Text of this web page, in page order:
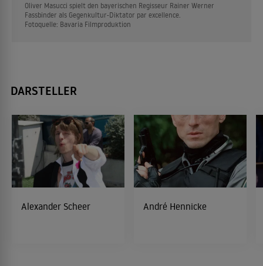
Oliver Masucci spielt den bayerischen Regisseur Rainer Werner
Fassbinder als Gegenkultur-Diktator par excellence.
Fotoquelle: Bavaria Filmproduktion
DARSTELLER
Alexander Scheer André Hennicke